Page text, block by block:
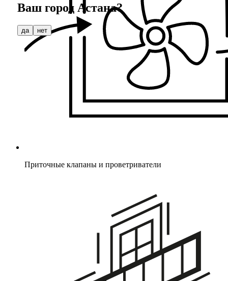
Приточные клапаны и проветриватели
Ваш город Астана?
да нет